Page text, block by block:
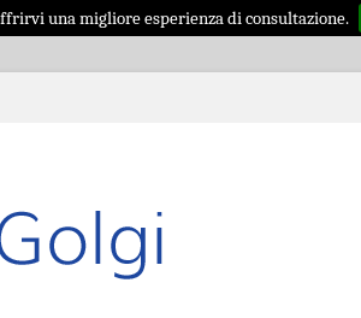
una migliore esperienza di consultazione.